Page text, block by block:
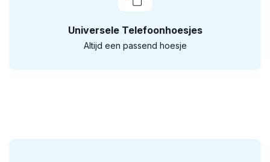
Universele Telefoonhoesjes
Altijd een passend hoesje